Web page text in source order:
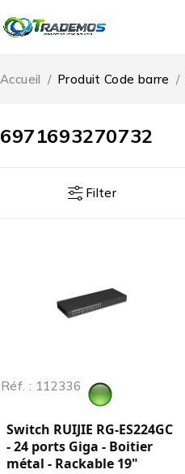
6971693270732
Accueil / Produit Code barre /
Filter
Réf. : 112336
Switch RUIJIE RG-ES224GC
- 24 ports Giga - Boitier
métal - Rackable 19"